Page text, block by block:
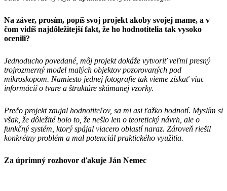
Na záver, prosím, popíš svoj projekt akoby svojej mame, a v
čom vidíš najdôležitejší fakt, že ho hodnotitelia tak vysoko
ocenili?
Jednoducho povedané, môj projekt dokáže vytvoriť veľmi presný
trojrozmerný model malých objektov pozorovaných pod
mikroskopom. Namiesto jednej fotografie tak vieme získať viac
informácií o tvare a štruktúre skúmanej vzorky.
Prečo projekt zaujal hodnotiteľov, sa mi asi ťažko hodnotí. Myslím si
však, že dôležité bolo to, že nešlo len o teoretický návrh, ale o
funkčný systém, ktorý spájal viacero oblastí naraz. Zároveň riešil
konkrétny problém a mal potenciál praktického využitia.
Za úprimný rozhovor ďakuje Ján Nemec